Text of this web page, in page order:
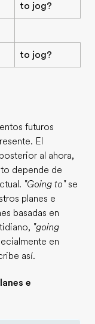
to jog?
to jog?
futuros
El
al ahora,
depende de
"Going to"se
planes e
basadas en
"going
en
así.
e